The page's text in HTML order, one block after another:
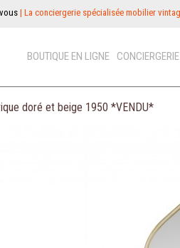
| La conciergerie spécialisée mobilier
BOUTIQUE EN LIGNE
doré et beige 1950 *VENDU*